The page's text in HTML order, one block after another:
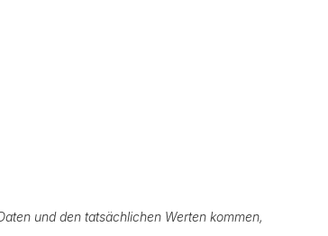
und den tatsächlichen Werten kommen,